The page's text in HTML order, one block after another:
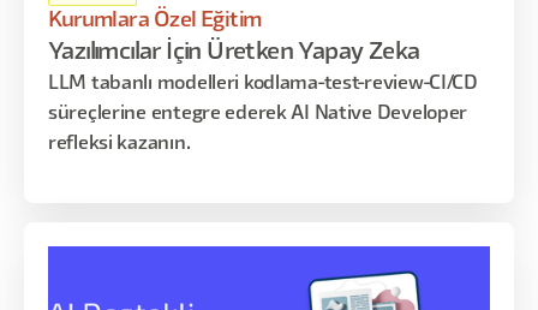
Kurumlara Özel Eğitim
Yazılımcılar İçin Üretken Yapay Zeka
LLM tabanlı modelleri kodlama-test-review-CI/CD
süreçlerine entegre ederek AI Native Developer
refleksi kazanın.